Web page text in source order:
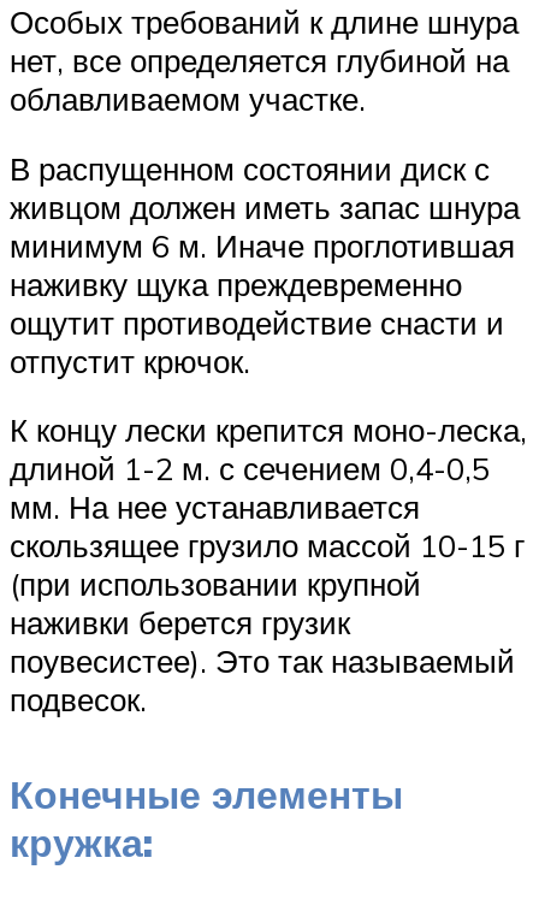
Особых требований к длине шнура
нет, все определяется глубиной на
облавливаемом участке.
В распущенном состоянии диск с
живцом должен иметь запас шнура
минимум 6 м. Иначе проглотившая
наживку щука преждевременно
ощутит противодействие снасти и
отпустит крючок.
К концу лески крепится моно-леска,
длиной 1-2 м. с сечением 0,4-0,5
мм. На нее устанавливается
скользящее грузило массой 10-15 г
(при использовании крупной
наживки берется грузик
поувесистее). Это так называемый
подвесок.
Конечные элементы
кружка: